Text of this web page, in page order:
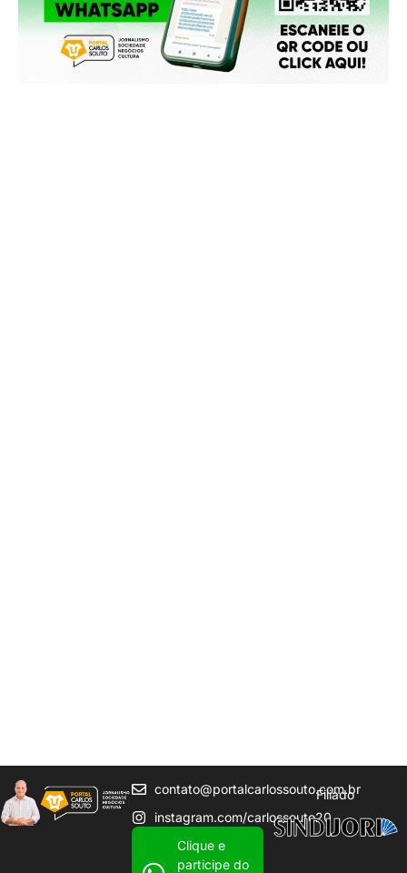
contato@portalcarlossouto.com.br
instagram.com/carlossouto20
Clique e
participe do
Filiado